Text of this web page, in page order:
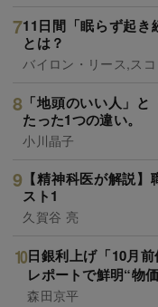
11日間「眠らず起
とは？
バイロン・リース,ス
「地頭のいい人」
たった1つの違い。
小川晶子
【精神科医が解説
スト1
久賀谷 亮
日銀利上げ「10月
レポートで鮮明“物
森田京平